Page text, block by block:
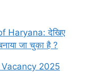
Haryana: देखिए
जा चुका है ?
2025